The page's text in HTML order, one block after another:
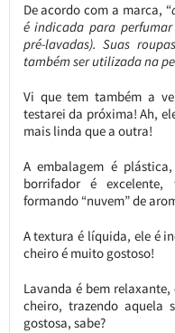
De acordo com a marca, “
é indicada para
pré-lavadas). Suas
também ser utilizada na
Vi que tem também a
testarei da próxima! Ah,
mais linda que a outra!
A embalagem é
borrifador é
formando “nuvem” de
A textura é líquida, ele é
cheiro é muito gostoso!
Lavanda é bem
cheiro, trazendo aquela
gostosa, sabe?